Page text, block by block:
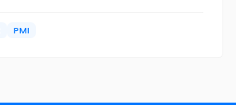
PMI